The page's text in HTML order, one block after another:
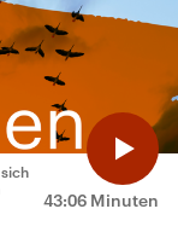
43:06 Minuten